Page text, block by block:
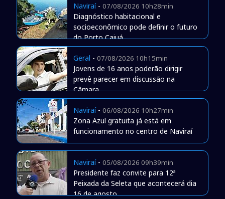
Naviraí- 07/08/2026 10h28min
Diagnóstico habitacional e
socioeconômico pode definir o futuro
do Porto Caiuá
Geral - 07/08/2026 10h15min
Jovens de 16 anos poderão dirigir
prevê parecer em discussão na
Câmara
Naviraí- 06/08/2026 10h27min
Zona Azul gratuita já está em
funcionamento no centro de Naviraí
Naviraí- 05/08/2026 09h39min
Presidente faz convite para 12ª
Peixada da Seleta que acontecerá dia
16 de agosto